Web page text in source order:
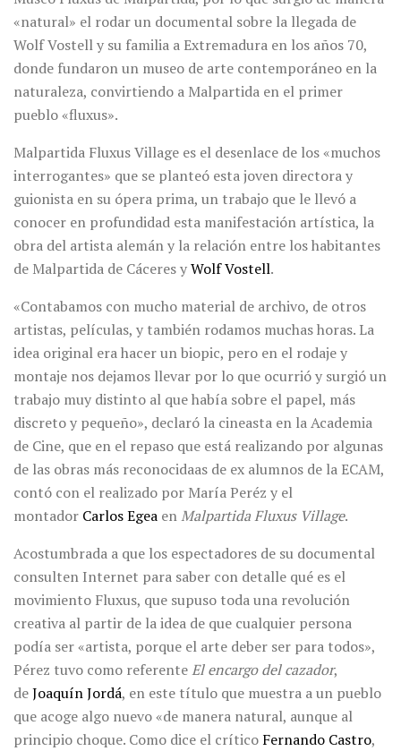
«natural» el rodar un documental sobre la llegada de
Wolf Vostell y su familia a Extremadura en los años 70,
donde fundaron un museo de arte contemporáneo en la
naturaleza, convirtiendo a Malpartida en el primer
pueblo «fluxus».
Malpartida Fluxus Village es el desenlace de los «muchos
interrogantes» que se planteó esta joven directora y
guionista en su ópera prima, un trabajo que le llevó a
conocer en profundidad esta manifestación artística, la
obra del artista alemán y la relación entre los habitantes
de Malpartida de Cáceres yWolf Vostell.
«Contabamos con mucho material de archivo, de otros
artistas, películas, y también rodamos muchas horas. La
idea original era hacer un biopic, pero en el rodaje y
montaje nos dejamos llevar por lo que ocurrió y surgió un
trabajo muy distinto al que había sobre el papel, más
discreto y pequeño», declaró la cineasta en la Academia
de Cine, que en el repaso que está realizando por algunas
de las obras más reconocidaas de ex alumnos de la ECAM,
contó con el realizado por María Peréz y el
montador Carlos Egea enMalpartida Fluxus Village.
Acostumbrada a que los espectadores de su documental
consulten Internet para saber con detalle qué es el
movimiento Fluxus, que supuso toda una revolución
creativa al partir de la idea de que cualquier persona
podía ser «artista, porque el arte deber ser para todos»,
Pérez tuvo como referenteEl encargo del cazador,
deJoaquín Jordá, en este título que muestra a un pueblo
que acoge algo nuevo «de manera natural, aunque al
principio choque. Como dice el crítico Fernando Castro,